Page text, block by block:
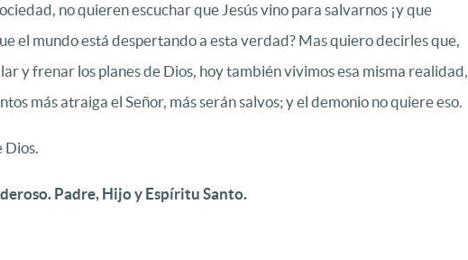
no quieren escuchar que Jesús vino para salvarnos ¡y que
el mundo está despertando a esta verdad? Mas quiero decirles que,
y frenar los planes de Dios, hoy también vivimos esa misma realidad,
más atraiga el Señor, más serán salvos; y el demonio no quiere eso.
Dios.
Padre, Hijo y Espíritu Santo.